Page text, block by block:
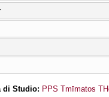
di Studio: PPS Tmīmatos